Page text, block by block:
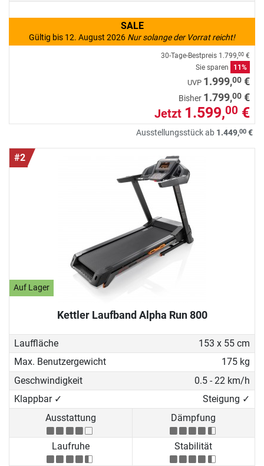
SALE
Gültig bis 12. August 2026 Nur solange der Vorrat reicht!
30-Tage-Bestpreis 1.799,00 €
Sie sparen
11%
UVP 1.999,00 €
Bisher 1.799,00 €
Jetzt 1.599,00 €
Ausstellungsstück ab 1.449,00 €
#2
Auf Lager
Kettler Laufband Alpha Run 800
Lauffläche
153 x 55 cm
Max. Benutzergewicht
175 kg
Geschwindigkeit
0.5 - 22 km/h
Klappbar ✓
Steigung ✓
Ausstattung
Dämpfung
Laufruhe Stabilität